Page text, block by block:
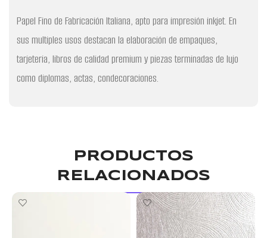
Papel Fino de Fabricación Italiana, apto para impresión inkjet. En
sus multiples usos destacan la elaboración de empaques,
tarjeteria, libros de calidad premium y piezas terminadas de lujo
como diplomas, actas, condecoraciones.
PRODUCTOS
RELACIONADOS